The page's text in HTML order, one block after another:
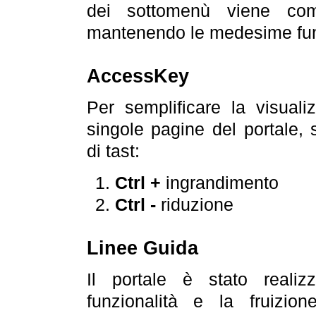
dei sottomenù viene
mantenendo le medesime
AccessKey
Per semplificare la
singole pagine del portale,
di tast:
Ctrl + ingrandimento
Ctrl -riduzione
Linee Guida
Il portale è stato
funzionalità e la